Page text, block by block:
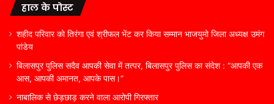
हाल के पोस्ट
शहीद परिवार को तिरंगा एवं श्रीफल भेंट कर किया सम्मान भाजयुमो जिला अध्यक्ष उमंग
पांडेय
बिलासपुर पुलिस सदैव आपकी सेवा में तत्पर, बिलासपुर पुलिस का संदेश : “आपकी एक
आस, आपकी अमानत, आपके पास।”
नाबालिक से छेड़छाड़ करने वाला आरोपी गिरफ्तार